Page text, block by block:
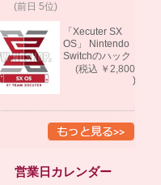
rank
up!
(前日 5位)
「Xecuter SX
OS」 Nintendo
Switchのハック
ツール バック
(税込 ￥2,800
)
営業日カレンダー